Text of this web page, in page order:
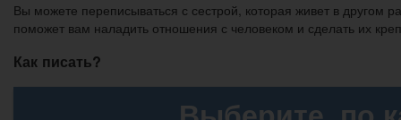
Вы можете переписываться с сестрой, которая живет в другом
поможет вам наладить отношения с человеком и сделать их
Как писать?